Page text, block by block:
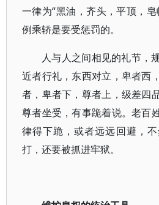
一律为“黑油，齐头，平顶，
例乘轿是要受惩罚的。
人与人之间相见的礼节，
近者行礼，东西对立，卑者西
者，卑者下，尊者上，级差四
尊者坐受，有事跪着说。老百
律得下跪，或者远远回避，
打，还要被抓进牢狱。